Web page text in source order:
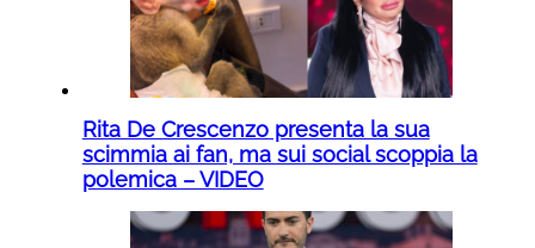
Rita De Crescenzo presenta la sua
scimmia ai fan, ma sui social scoppia la
polemica – VIDEO